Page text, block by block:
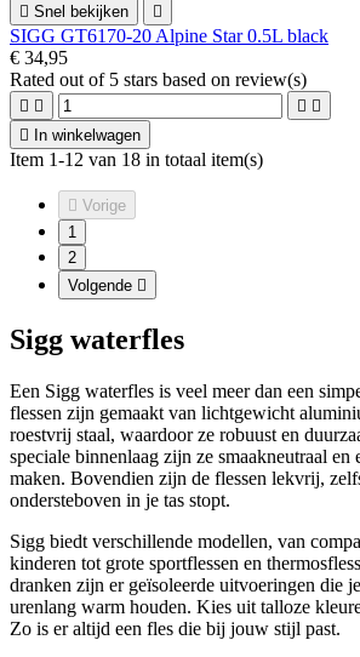
 Snel bekijken 
SIGG GT6170-20 Alpine Star 0.5L black
€ 34,95
Rated out of 5 stars based on review(s)
   

In winkelwagen
Item 1-12 van 18 in totaal item(s)
 Vorige
1
2
Volgende 
Sigg waterfles
Een Sigg waterfles is veel meer dan een
flessen zijn gemaakt van lichtgewicht
roestvrij staal, waardoor ze robuust en
speciale binnenlaag zijn ze smaakneutraal en
maken. Bovendien zijn de flessen lekvrij,
ondersteboven in je tas stopt.
Sigg biedt verschillende modellen, van
kinderen tot grote sportflessen en
dranken zijn er geïsoleerde uitvoeringen die
urenlang warm houden. Kies uit talloze
Zo is er altijd een fles die bij jouw stijl past.